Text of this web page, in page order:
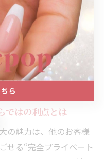
す。
時の対応なども事前
の生活リズムや予算、
サロンを比較検討する
がります。
ではの利点とは
の魅力は、他のお客様
せる“完全プライベート
ら
ら